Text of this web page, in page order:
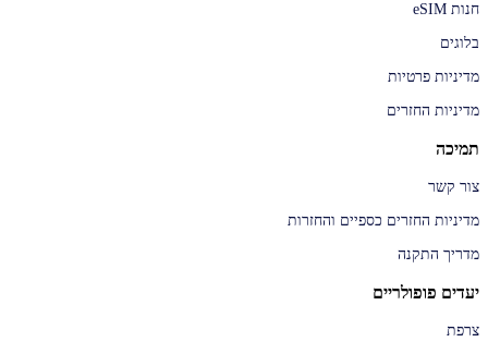
חנות eSIM
בלוגים
מדיניות פרטיות
מדיניות החזרים
תמיכה
צור קשר
מדיניות החזרים כספיים והחזרות
מדריך התקנה
יעדים פופולריים
צרפת